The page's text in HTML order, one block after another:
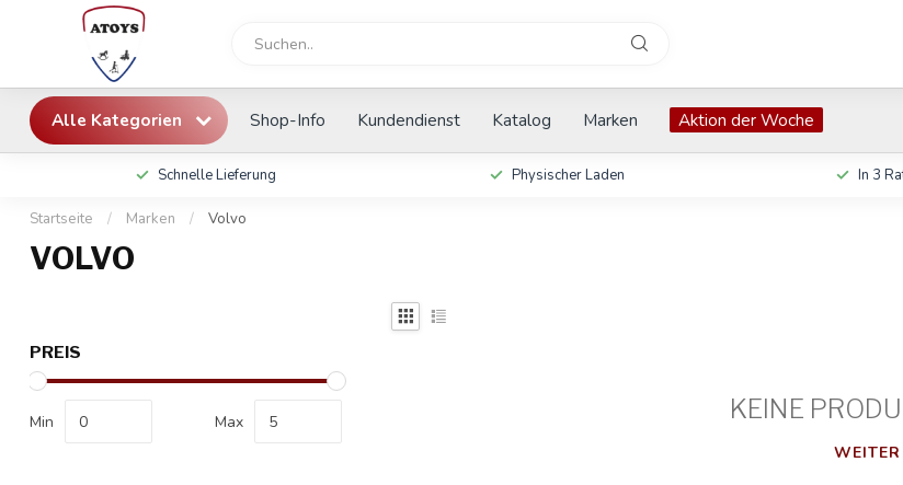
Alle Kategorien Shop-Info Kundendienst Katalog Marken Aktion der Woche
Schnelle Lieferung Physischer Laden In 3
Startseite / Marken / Volvo
VOLVO
PREIS
Min Max KEINE